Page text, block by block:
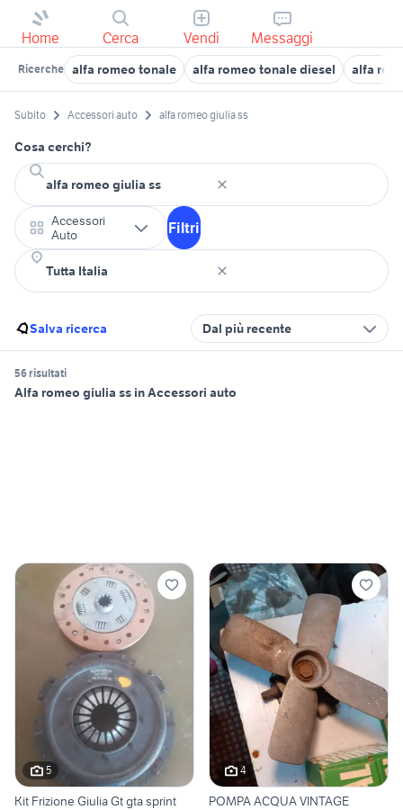
Home Cerca Vendi Messaggi
Ricerche alfa romeo tonale alfa romeo tonale diesel alfa
Subito Accessori auto alfa romeo giulia ss
Cosa cerchi?
Accessori
Auto
Filtri
Salva ricerca Dal più recente
56 risultati
Alfa romeo giulia ss in Accessori auto
5
Kit Frizione Giulia Gt gta sprint
4
POMPA ACQUA VINTAGE